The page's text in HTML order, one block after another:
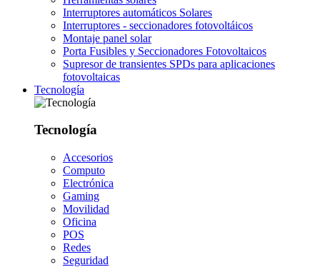
Interruptores automáticos Solares
Interruptores - seccionadores fotovoltáicos
Montaje panel solar
Porta Fusibles y Seccionadores Fotovoltaicos
Supresor de transientes SPDs para aplicaciones
fotovoltaicas
Tecnología
Tecnología
Accesorios
Computo
Electrónica
Gaming
Movilidad
Oficina
POS
Redes
Seguridad